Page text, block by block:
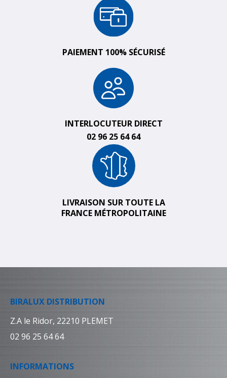
PAIEMENT 100% SÉCURISÉ
INTERLOCUTEUR DIRECT
02 96 25 64 64
LIVRAISON SUR TOUTE LA
FRANCE MÉTROPOLITAINE
BIRALUX DISTRIBUTION
Z.A le Ridor, 22210 PLEMET
02 96 25 64 64
INFORMATIONS